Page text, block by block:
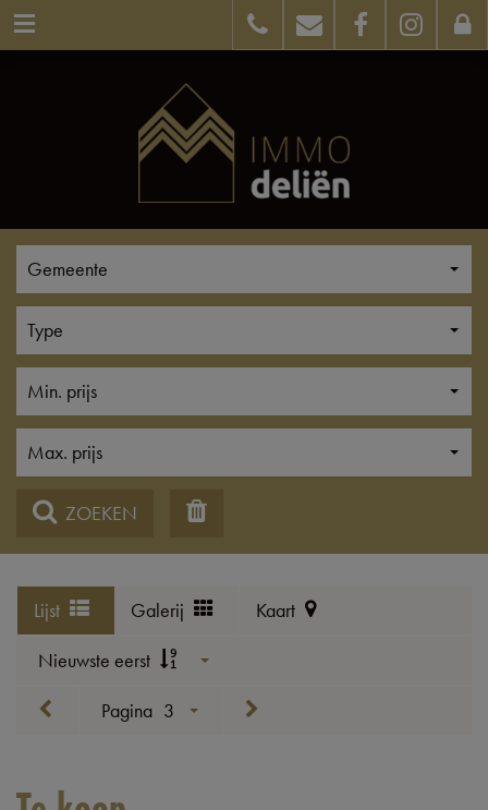
Gemeente
Type
Min. prijs
Max. prijs
ZOEKEN
Galerij
Lijst
Kaart
Nieuwste eerst
Pagina 3